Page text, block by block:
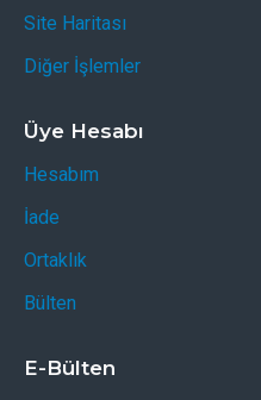
Site Haritası
Diğer İşlemler
Üye Hesabı
Hesabım
İade
Ortaklık
Bülten
E-Bülten